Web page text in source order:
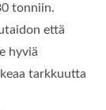
tonniin.
että
hyviä
tarkkuutta